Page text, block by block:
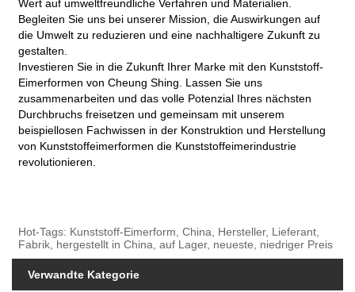
Wert auf umweltfreundliche Verfahren und Materialien.
Begleiten Sie uns bei unserer Mission, die Auswirkungen auf
die Umwelt zu reduzieren und eine nachhaltigere Zukunft zu
gestalten.
Investieren Sie in die Zukunft Ihrer Marke mit den Kunststoff-
Eimerformen von Cheung Shing. Lassen Sie uns
zusammenarbeiten und das volle Potenzial Ihres nächsten
Durchbruchs freisetzen und gemeinsam mit unserem
beispiellosen Fachwissen in der Konstruktion und Herstellung
von Kunststoffeimerformen die Kunststoffeimerindustrie
revolutionieren.
Hot-Tags: Kunststoff-Eimerform, China, Hersteller, Lieferant,
Fabrik, hergestellt in China, auf Lager, neueste, niedriger Preis
Verwandte Kategorie